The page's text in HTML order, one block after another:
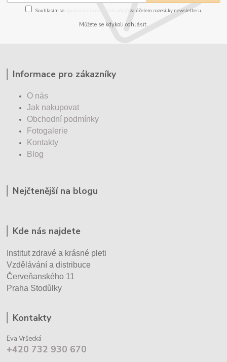
Souhlasím se za účelem rozesílky newsletteru.
Můžete se kdykoli odhlásit.
Informace pro zákazníky
O nás
Jak nakupovat
Obchodní podmínky
Fotogalerie
Kontakty
Blog
Nejčtenější na blogu
Kde nás najdete
Institut zdravé a krásné pleti
Vzdělávání a distribuce
Červeňanského 11
Praha Stodůlky
Kontakty
Eva Vršecká
+420 732 930 670